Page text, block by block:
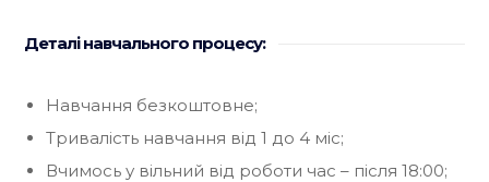
Деталі навчального процесу:
Навчання безкоштовне;
Тривалість навчання від 1 до 4 міс;
Вчимось у вільний від роботи час – після 18:00;